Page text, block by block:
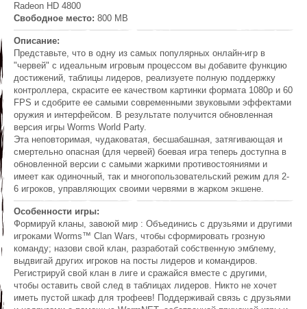
Radeon HD 4800
Свободное место: 800 MB
Описание:
Представьте, что в одну из самых популярных онлайн-игр в
"червей" с идеальным игровым процессом вы добавите функцию
достижений, таблицы лидеров, реализуете полную поддержку
контроллера, скрасите ее качеством картинки формата 1080p и 60
FPS и сдобрите ее самыми современными звуковыми эффектами
оружия и интерфейсом. В результате получится обновленная
версия игры Worms World Party.
Эта неповторимая, чудаковатая, бесшабашная, затягивающая и
смертельно опасная (для червей) боевая игра теперь доступна в
обновленной версии с самыми жаркими противостояниями и
имеет как одиночный, так и многопользовательский режим для 2-
6 игроков, управляющих своими червями в жарком экшене.
Особенности игры:
Формируй кланы, завоюй мир : Объединись с друзьями и другими
игроками Worms™ Clan Wars, чтобы сформировать грозную
команду; назови свой клан, разработай собственную эмблему,
выдвигай других игроков на посты лидеров и командиров.
Регистрируй свой клан в лиге и сражайся вместе с другими,
чтобы оставить свой след в таблицах лидеров. Никто не хочет
иметь пустой шкаф для трофеев! Поддерживай связь с друзьями